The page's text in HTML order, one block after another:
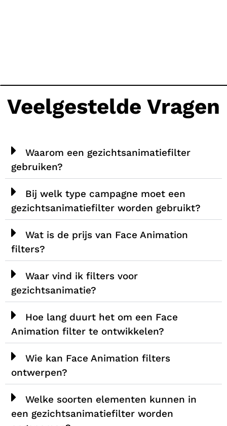
Veelgestelde Vragen
Waarom een gezichtsanimatiefilter
gebruiken?
Bij welk type campagne moet een
gezichtsanimatiefilter worden gebruikt?
Wat is de prijs van Face Animation
filters?
Waar vind ik filters voor
gezichtsanimatie?
Hoe lang duurt het om een Face
Animation filter te ontwikkelen?
Wie kan Face Animation filters
ontwerpen?
Welke soorten elementen kunnen in
een gezichtsanimatiefilter worden